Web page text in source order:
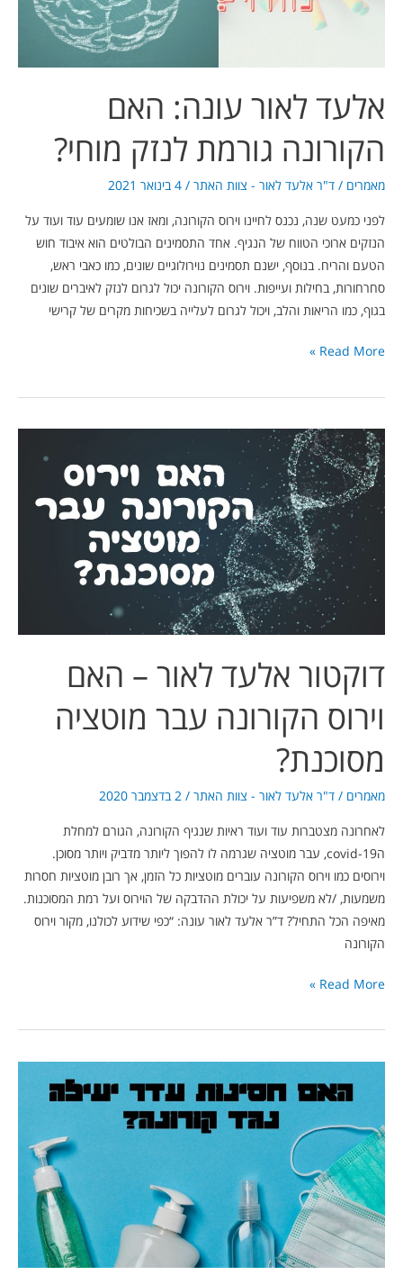
אלעד לאור עונה: האם
הקורונה גורמת לנזק מוחי?
מאמרים / ד"ר אלעד לאור - צוות האתר / 4 בינואר 2021
לפני כמעט שנה, נכנס לחיינו וירוס הקורונה, ומאז אנו שומעים עוד ועוד על
הנזקים ארוכי הטווח של הנגיף. אחד התסמינים הבולטים הוא איבוד חוש
הטעם והריח. בנוסף, ישנם תסמינים נוירולוגיים שונים, כמו כאבי ראש,
סחרחורות, בחילות ועייפות. וירוס הקורונה יכול לגרום לנזק לאיברים שונים
בגוף, כמו הריאות והלב, ויכול לגרום לעלייה בשכיחות מקרים של קרישי
לנזק
Read More »
דוקטור אלעד לאור – האם
וירוס הקורונה עבר מוטציה
מסוכנת?
מאמרים / ד"ר אלעד לאור - צוות האתר / 2 בדצמבר 2020
לאחרונה מצטברות עוד ועוד ראיות שנגיף הקורונה, הגורם למחלת
הcovid-19, עבר מוטציה שגרמה לו להפוך ליותר מדביק ויותר מסוכן.
וירוסים כמו וירוס הקורונה עוברים מוטציות כל הזמן, אך רובן מוטציות חסרות
משמעות, /לא משפיעות על יכולת ההדבקה של הוירוס ועל רמת המסוכנות.
מאיפה הכל התחיל? ד”ר אלעד לאור עונה: “כפי שידוע לכולנו, מקור וירוס
הקורונה
דוקטור
אלעד
לאור
–
הקורונה
עבר
Read More »
עונה
–
האם
חסינות
עדר
יעילה